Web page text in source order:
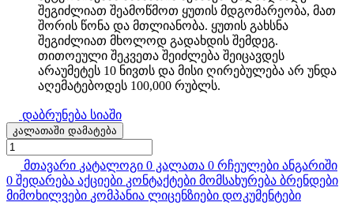
შეგიძლიათ შეამოწმოთ ყუთის მდგომარეობა, მათ
შორის წონა და მთლიანობა. ყუთის გახსნა
შეგიძლიათ მხოლოდ გადახდის შემდეგ.
თითოეული შეკვეთა შეიძლება შეიცავდეს
არაუმეტეს 10 ნივთს და მისი ღირებულება არ უნდა
აღემატებოდეს 100,000 რუბლს.
დაბრუნება სიაში
კალათაში დამატება
მთავარი კატალოგი 0 კალათა 0 რჩეულები ანგარიში
0 შედარება აქციები კონტაქტები მომსახურება ბრენდები
მიმოხილვები კომპანია ლიცენზიები დოკუმენტები